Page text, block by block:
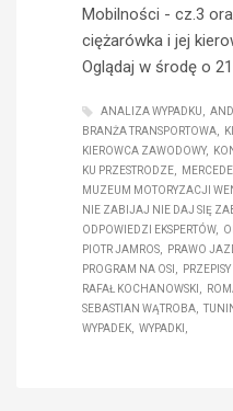
Mobilności - cz.3
ciężarówka i jej
Oglądaj w środę o
ANALIZA WYPADKU
BRANŻA TRANSPORTOWA
KIEROWCA ZAWODOWY
KU PRZESTRODZE
MUZEUM MOTORYZACJI
NIE ZABIJAJ NIE DAJ SIĘ
ODPOWIEDZI EKSPERTÓW
PIOTR JAMROS
PRAWO
PROGRAM NA OSI
RAFAŁ KOCHANOWSKI
SEBASTIAN WĄTROBA
WYPADEK
WYPADKI